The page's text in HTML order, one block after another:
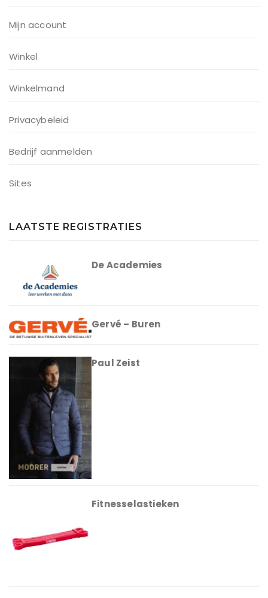
Mijn account
Winkel
Winkelmand
Privacybeleid
Bedrijf aanmelden
Sites
LAATSTE REGISTRATIES
De Academies
Gervé – Buren
Paul Zeist
Fitnesselastieken